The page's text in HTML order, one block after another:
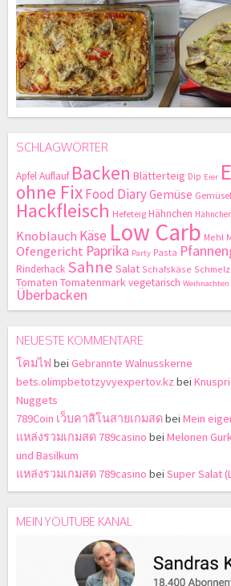
SCHLAGWÖRTER
ApfelAuflauf Backen Blätterteig Dip Eier
ohne FixFood DiaryGemüse
Hackfleisch Hefeteig Hähnchen
Knoblauch Käse Low Carb Mehl
Ofengericht Paprika Party Pasta
Rinderhack Sahne Salat Schafskäse
Tomaten Tomatenmarkvegetarisch Weihnachten
Überbacken
NEUESTE KOMMENTARE
โคมไฟ bei Gebrannte Walnusskerne
bets.olimpbetotzyvyexpertov.kz bei
Nuggets
789Coin เว็บคาสิโนสายเกมสดbei Mein
แหล่งรวมเกมสด 789casino bei Melonen
und Basilkum
แหล่งรวมเกมสด 789casino bei Super Salat
MEIN YOUTUBE KANAL